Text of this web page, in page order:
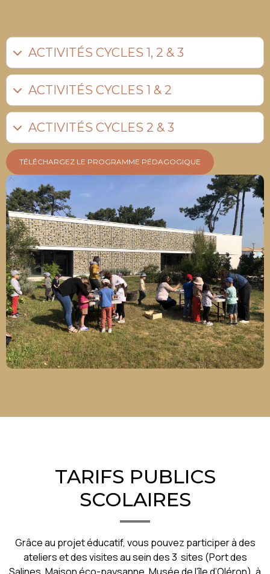
ACTIVITÉS CYCLES 1, 2 & 3
ACTIVITÉS CYCLES 1 & 2
ACTIVITÉS CYCLES 2 & 3
TÉLÉCHARGEZ LE PROGRAMME PÉDAGOGIQUE
TARIFS PUBLICS
SCOLAIRES
Grâce au projet éducatif, vous pouvez participer à des
ateliers et des visites au sein des 3 sites (Port des